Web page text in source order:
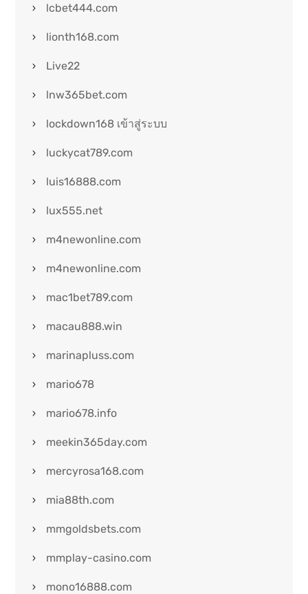
lcbet444.com
lionth168.com
Live22
lnw365bet.com
lockdown168 เข้าสู่ระบบ
luckycat789.com
luis16888.com
lux555.net
m4newonline.com
m4newonline.com
mac1bet789.com
macau888.win
marinapluss.com
mario678
mario678.info
meekin365day.com
mercyrosa168.com
mia88th.com
mmgoldsbets.com
mmplay-casino.com
mono16888.com